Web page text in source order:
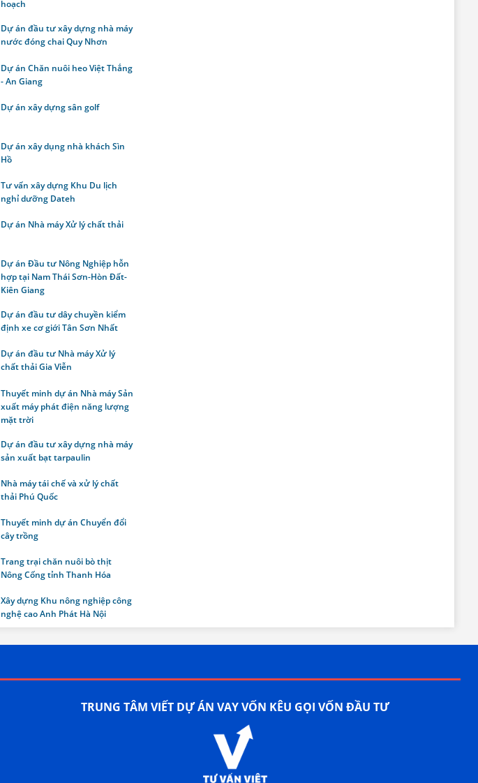
hoạch
Dự án đầu tư xây dựng nhà máy
nước đóng chai Quy Nhơn
Dự án Chăn nuôi heo Việt Thắng
- An Giang
Dự án xây dựng sân golf
Dự án xây dụng nhà khách Sìn
Hồ
Tư vấn xây dựng Khu Du lịch
nghỉ dưỡng Dateh
Dự án Nhà máy Xử lý chất thải
Dự án Đầu tư Nông Nghiệp hỗn
hợp tại Nam Thái Sơn-Hòn Đất-
Kiên Giang
Dự án đầu tư dây chuyền kiểm
định xe cơ giới Tân Sơn Nhất
Dự án đầu tư Nhà máy Xử lý
chất thải Gia Viễn
Thuyết minh dự án Nhà máy Sản
xuất máy phát điện năng lượng
mặt trời
Dự án đầu tư xây dựng nhà máy
sản xuất bạt tarpaulin
Nhà máy tái chế và xử lý chất
thải Phú Quốc
Thuyết minh dự án Chuyển đổi
cây trồng
Trang trại chăn nuôi bò thịt
Nông Cống tỉnh Thanh Hóa
Xây dựng Khu nông nghiệp công
nghệ cao Anh Phát Hà Nội
TRUNG TÂM VIẾT DỰ ÁN VAY VỐN KÊU GỌI VỐN ĐẦU TƯ